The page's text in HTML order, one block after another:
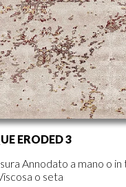
ERODED 3
Annodato a mano o in
o seta